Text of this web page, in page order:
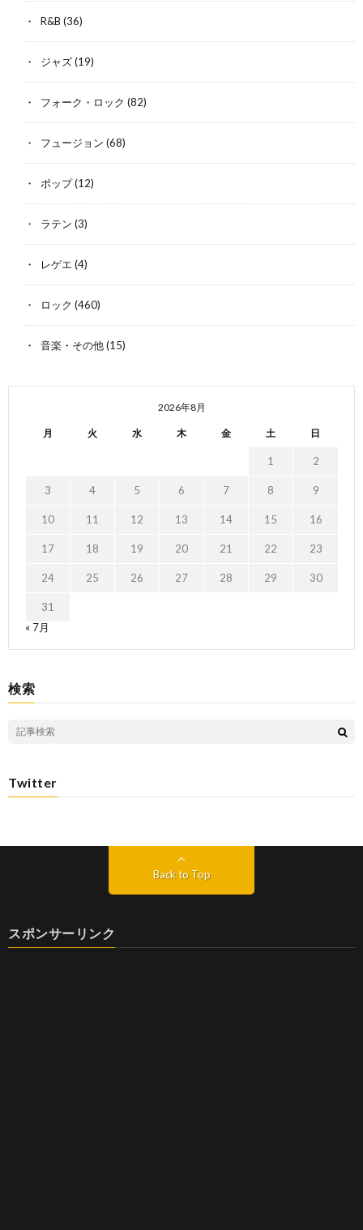
R&B (36)
ジャズ(19)
フォーク・ロック (82)
フュージョン (68)
ポップ(12)
ラテン (3)
レゲエ (4)
ロック (460)
音楽・その他(15)
2026年8月
月 火 水 木 金 土 日
1 2
3 4 5 6 7 8 9
10 11 12 13 14 15 16
17 18 19 20 21 22 23
24 25 26 27 28 29 30
31
« 7月
検索
Twitter
Back to Top
スポンサーリンク